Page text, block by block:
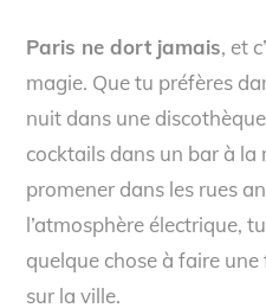
Paris ne dort jamais, et
magie. Que tu préfères
nuit dans une
cocktails dans un bar à
promener dans les rues
l’atmosphère électrique,
quelque chose à faire
sur la ville.